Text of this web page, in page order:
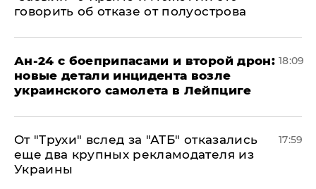
говорить об отказе от полуострова
Ан-24 с боеприпасами и второй дрон:
новые детали инцидента возле
украинского самолета в Лейпциге
18:09
От "Трухи" вслед за "АТБ" отказались
еще два крупных рекламодателя из
Украины
17:59